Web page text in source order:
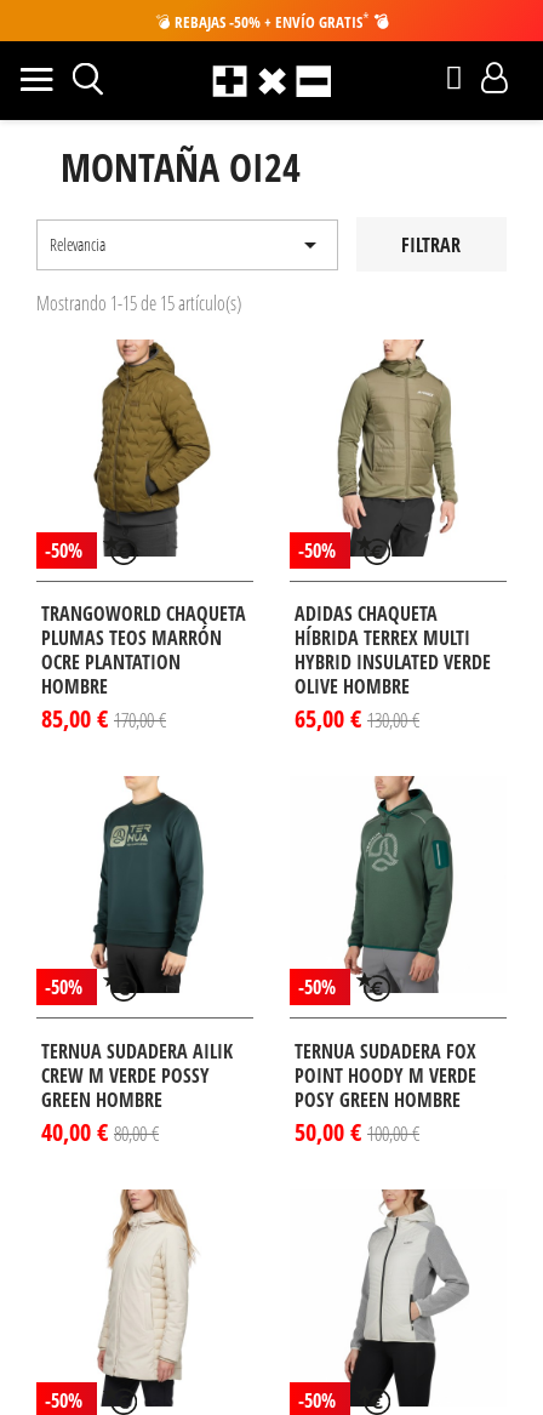
💣 REBAJAS -50% + ENVÍO GRATIS* 💣
MONTAÑA OI24
Relevancia  FILTRAR
Mostrando 1-15 de 15 artículo(s)
-50%
TRANGOWORLD CHAQUETA
PLUMAS TEOS MARRÓN
OCRE PLANTATION
HOMBRE
85,00 € 170,00 €
-50%
ADIDAS CHAQUETA
HÍBRIDA TERREX MULTI
HYBRID INSULATED VERDE
OLIVE HOMBRE
65,00 € 130,00 €
-50%
TERNUA SUDADERA AILIK
CREW M VERDE POSSY
GREEN HOMBRE
40,00 € 80,00 €
-50%
TERNUA SUDADERA FOX
POINT HOODY M VERDE
POSY GREEN HOMBRE
50,00 € 100,00 €
-50% -50%